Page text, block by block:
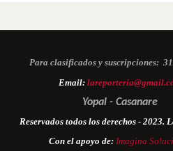
Para clasificados y suscripciones:
Email:
Yopal - Casanare
Reservados todos los derechos - 2023.
Con el apoyo de: Imagina